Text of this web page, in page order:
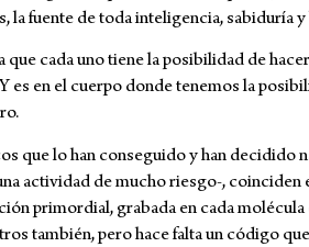
la fuente de toda inteligencia, sabiduría
que cada uno tiene la posibilidad de
es en el cuerpo donde tenemos la
que lo han conseguido y han decidido
actividad de mucho riesgo-, coinciden
primordial, grabada en cada
también, pero hace falta un código